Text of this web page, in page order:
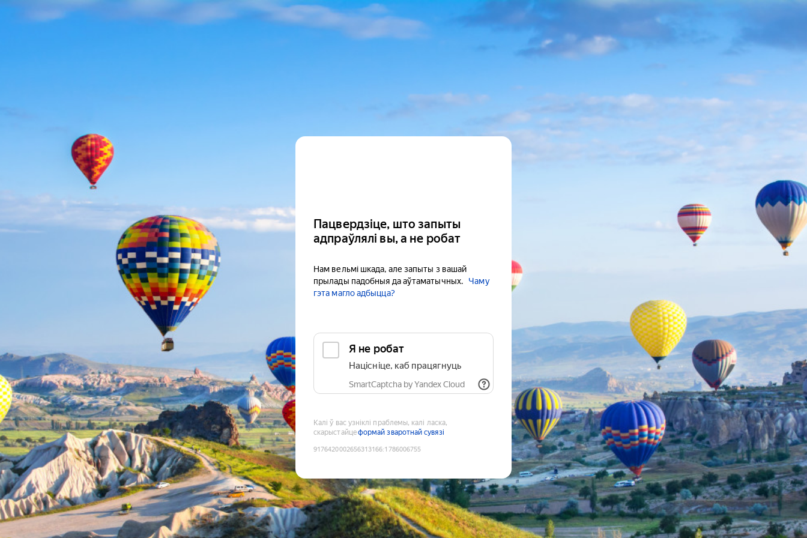
Пацвердзіце, што запыты
адпраўлялі вы, а не робат
Нам вельмі шкада, але запыты з вашай
прылады падобныя да аўтаматычных.
Чаму
гэта магло адбыцца?
Я не робат
Націсніце, каб працягнуць
SmartCaptcha by Yandex Cloud
Калі ў вас узніклі праблемы, калі ласка,
скарыстайцеформай зваротнай сувязі
9176420002656313166:1786006755